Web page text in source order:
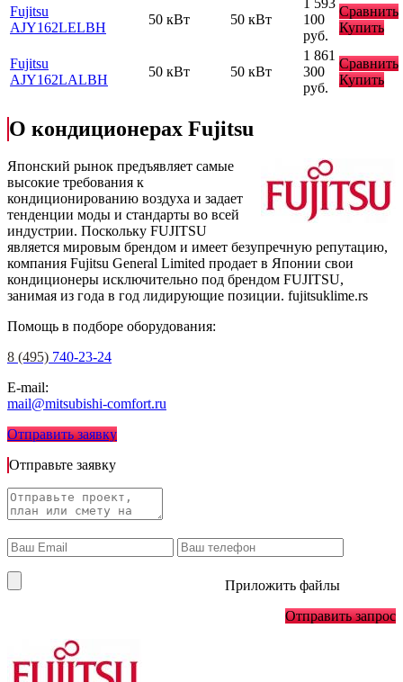
Fujitsu
AJY162LELBH
50 кВт 50 кВт
100
руб.
Сравнить
Купить
Fujitsu
AJY162LALBH
50 кВт 50 кВт
1 861
300
руб.
Сравнить
Купить
О кондиционерах Fujitsu
Японский рынок предъявляет самые
высокие требования к
кондиционированию воздуха и задает
тенденции моды и стандарты во всей
индустрии. Поскольку FUJITSU
является мировым брендом и имеет безупречную репутацию,
компания Fujitsu General Limited продает в Японии свои
кондиционеры исключительно под брендом FUJITSU,
занимая из года в год лидирующие позиции. fujitsuklime.rs
Помощь в подборе оборудования:
8 (495) 740-23-24
E-mail:
mail@mitsubishi-comfort.ru
Отправить заявку
Отправьте заявку
Приложить файлы
Отправить запрос